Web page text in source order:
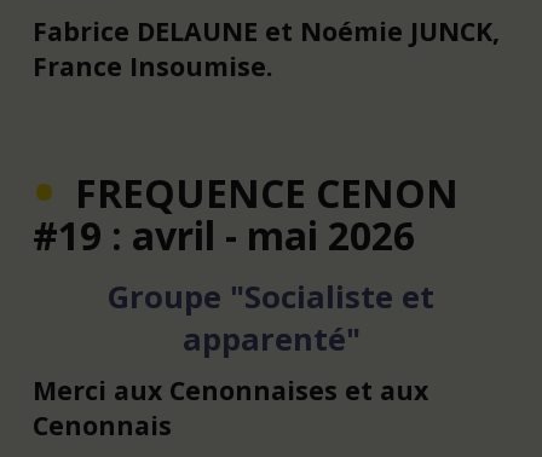
Fabrice DELAUNE et Noémie JUNCK,
France Insoumise.
FREQUENCE CENON
#19 : avril - mai 2026
Groupe "Socialiste et
apparenté"
Merci aux Cenonnaises et aux
Cenonnais